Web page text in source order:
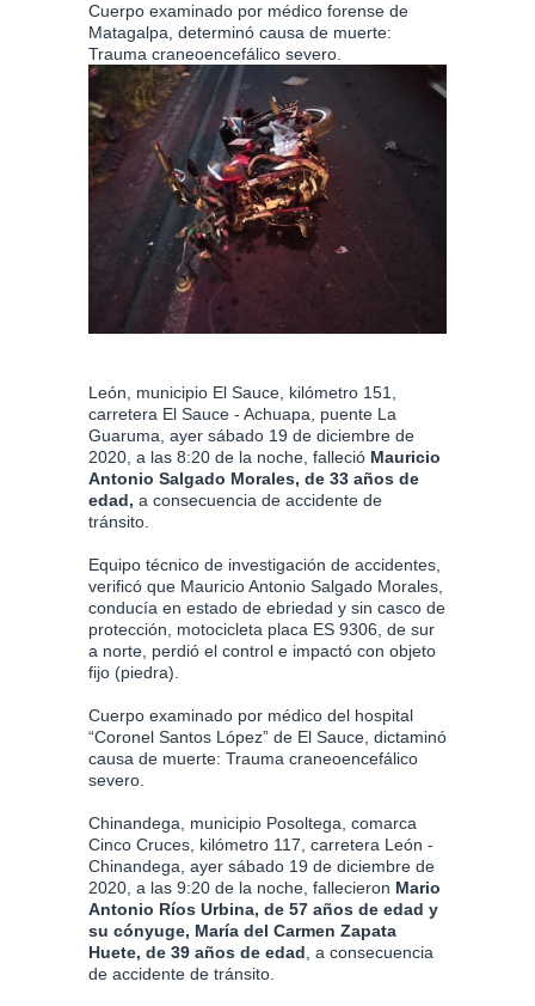
Cuerpo examinado por médico forense de
Matagalpa, determinó causa de muerte:
Trauma craneoencefálico severo.
León, municipio El Sauce, kilómetro 151,
carretera El Sauce - Achuapa, puente La
Guaruma, ayer sábado 19 de diciembre de
2020, a las 8:20 de la noche, falleció Mauricio
Antonio Salgado Morales, de 33 años de
edad, a consecuencia de accidente de
tránsito.
Equipo técnico de investigación de accidentes,
verificó que Mauricio Antonio Salgado Morales,
conducía en estado de ebriedad y sin casco de
protección, motocicleta placa ES 9306, de sur
a norte, perdió el control e impactó con objeto
fijo (piedra).
Cuerpo examinado por médico del hospital
“Coronel Santos López” de El Sauce, dictaminó
causa de muerte: Trauma craneoencefálico
severo.
Chinandega, municipio Posoltega, comarca
Cinco Cruces, kilómetro 117, carretera León -
Chinandega, ayer sábado 19 de diciembre de
2020, a las 9:20 de la noche, fallecieron Mario
Antonio Ríos Urbina, de 57 años de edad y
su cónyuge, María del Carmen Zapata
Huete, de 39 años de edad , a consecuencia
de accidente de tránsito.